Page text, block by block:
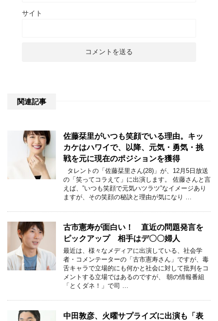
サイト
関連記事
佐藤栞里がいつも笑顔でいる理由。キッ
カケはハワイで、以降、元気・勇気・挑
戦を元に現在のポジションを獲得
タレントの「佐藤栞里さん(28)」が、12月5日放送
の「笑ってコラえて」に出演します。 佐藤さんと言
えば、”いつも笑顔で元気ハツラツ”なイメージあり
ますが、その笑顔の秘訣と理由が気になり …
古市憲寿が面白い！ 直近の問題発言を
ピックアップ 相手はデ〇〇婦人
最近は、様々なメディアに出演している、社会学
者・コメンテーターの「古市憲寿さん」ですが、毒
舌キャラで立場的にも何かと社会に対して批判をコ
メントする立場ではあるのですが、 朝の情報番組
「とくダネ！」で司 …
中田敦彦、火曜サプライズに出演も「表